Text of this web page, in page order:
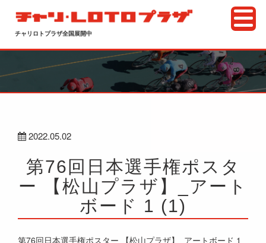
チャリロトプラザ全国展開中
2022.05.02
第76回日本選手権ポスタ
ー 【松山プラザ】_アート
ボード 1 (1)
第76回日本選手権ポスター 【松山プラザ】_アートボード 1